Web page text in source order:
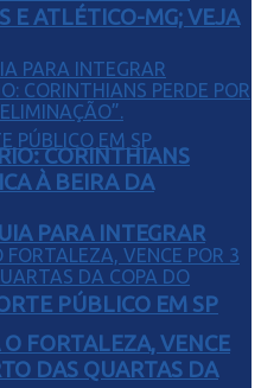
PARA INTEGRAR
PÚBLICO EM SP
E ATLÉTICO-MG; VEJA
CORINTHIANS
À BEIRA DA
FORTALEZA, VENCE
DAS QUARTAS DA